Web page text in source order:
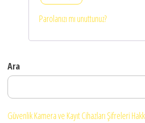
Parolanızı mı unuttunuz?
Ara
Güvenlik Kamera ve Kayıt Cihazları Şifreleri